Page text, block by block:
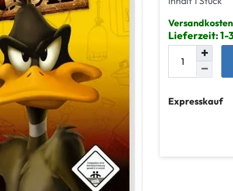
Lieferzeit: 1-
Expresskauf